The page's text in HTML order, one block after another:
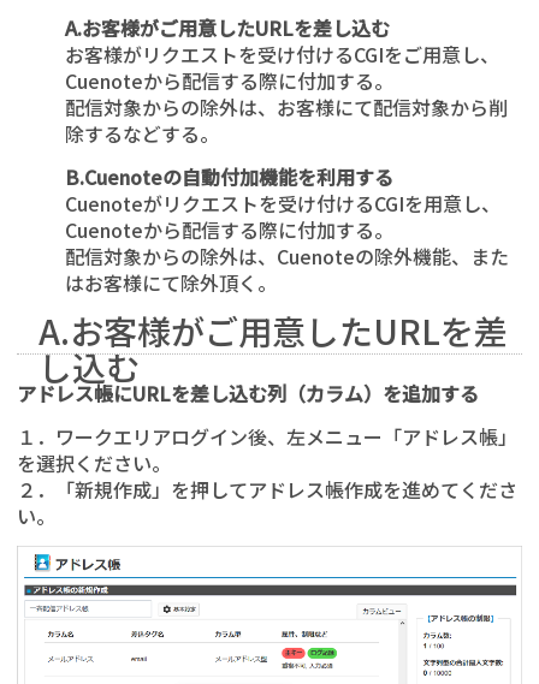
A.お客様がご用意したURLを差し込む
お客様がリクエストを受け付けるCGIをご用意し、
Cuenoteから配信する際に付加する。
配信対象からの除外は、お客様にて配信対象から削
除するなどする。
B.Cuenoteの自動付加機能を利用する
Cuenoteがリクエストを受け付けるCGIを用意し、
Cuenoteから配信する際に付加する。
配信対象からの除外は、Cuenoteの除外機能、また
はお客様にて除外頂く。
A.お客様がご用意したURLを差
し込む
アドレス帳にURLを差し込む列（カラム）を追加する
１．ワークエリアログイン後、左メニュー「アドレス帳」
を選択ください。
２．「新規作成」を押してアドレス帳作成を進めてくださ
い。